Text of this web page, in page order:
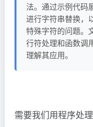
法。通过示例代码
进行字符串替换，
特殊字符的问题。
行符处理和函数调
理解其应用。
需要我们用程序处